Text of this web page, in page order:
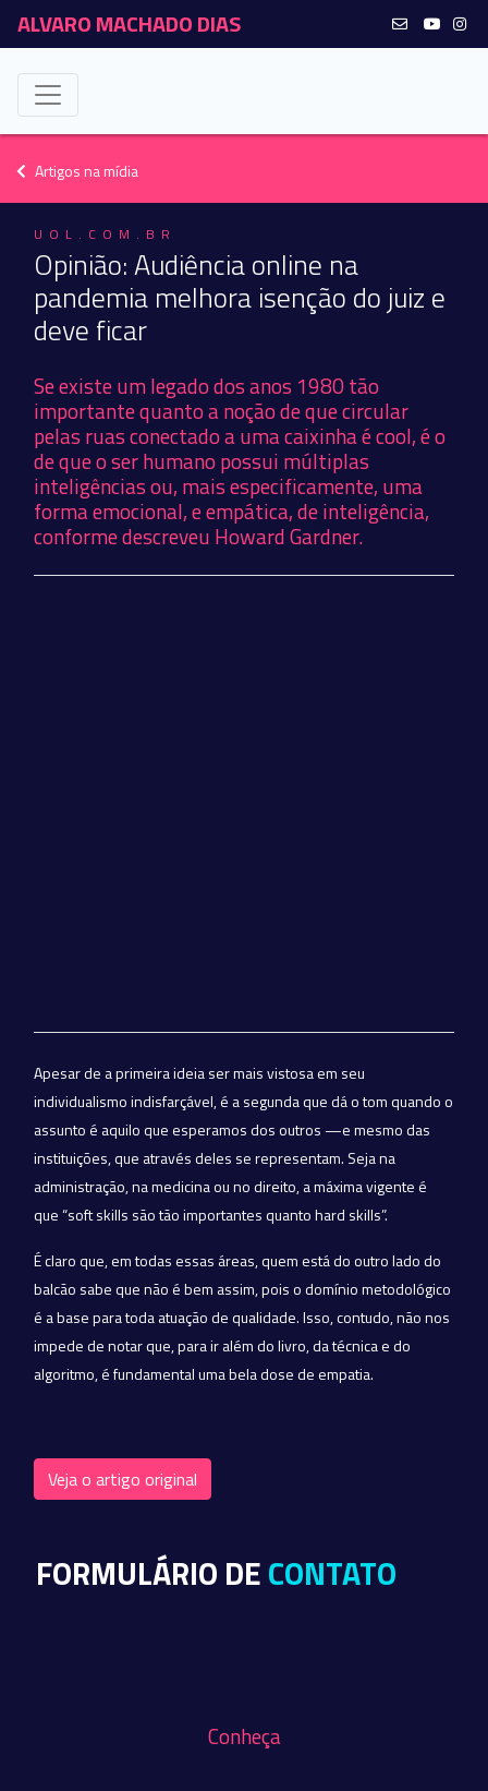
ALVARO MACHADO DIAS
Artigos na mídia
UOL.COM.BR
Opinião: Audiência online na
pandemia melhora isenção do juiz e
deve ficar
Se existe um legado dos anos 1980 tão
importante quanto a noção de que circular
pelas ruas conectado a uma caixinha é cool, é o
de que o ser humano possui múltiplas
inteligências ou, mais especificamente, uma
forma emocional, e empática, de inteligência,
conforme descreveu Howard Gardner.
Apesar de a primeira ideia ser mais vistosa em seu
individualismo indisfarçável, é a segunda que dá o tom quando o
assunto é aquilo que esperamos dos outros —e mesmo das
instituições, que através deles se representam. Seja na
administração, na medicina ou no direito, a máxima vigente é
que “soft skills são tão importantes quanto hard skills”.
É claro que, em todas essas áreas, quem está do outro lado do
balcão sabe que não é bem assim, pois o domínio metodológico
é a base para toda atuação de qualidade. Isso, contudo, não nos
impede de notar que, para ir além do livro, da técnica e do
algoritmo, é fundamental uma bela dose de empatia.
Veja o artigo original
FORMULÁRIO DECONTATO
Conheça